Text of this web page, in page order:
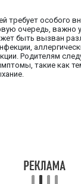
требует особого
очередь, важно
быть вызван
Родителям
такие как